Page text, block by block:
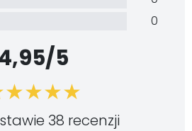
0
5
38 recenzji